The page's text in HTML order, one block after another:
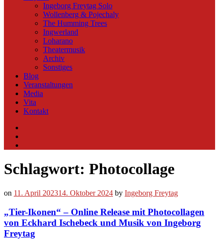
Ingeborg Freytag Solo
Wollenberg & Pojechaly
The Humming Trees
Ingwerland
Loharano
Theatermusik
Archiv
Sonstiges
Blog
Veranstaltungen
Media
Vita
Kontakt
Schlagwort: Photocollage
on 11. April 202314. Oktober 2024 by Ingeborg Freytag
„Tier-Ikonen“ – Online Release mit Photocollagen
von Eckhard Ischebeck und Musik von Ingeborg
Freytag